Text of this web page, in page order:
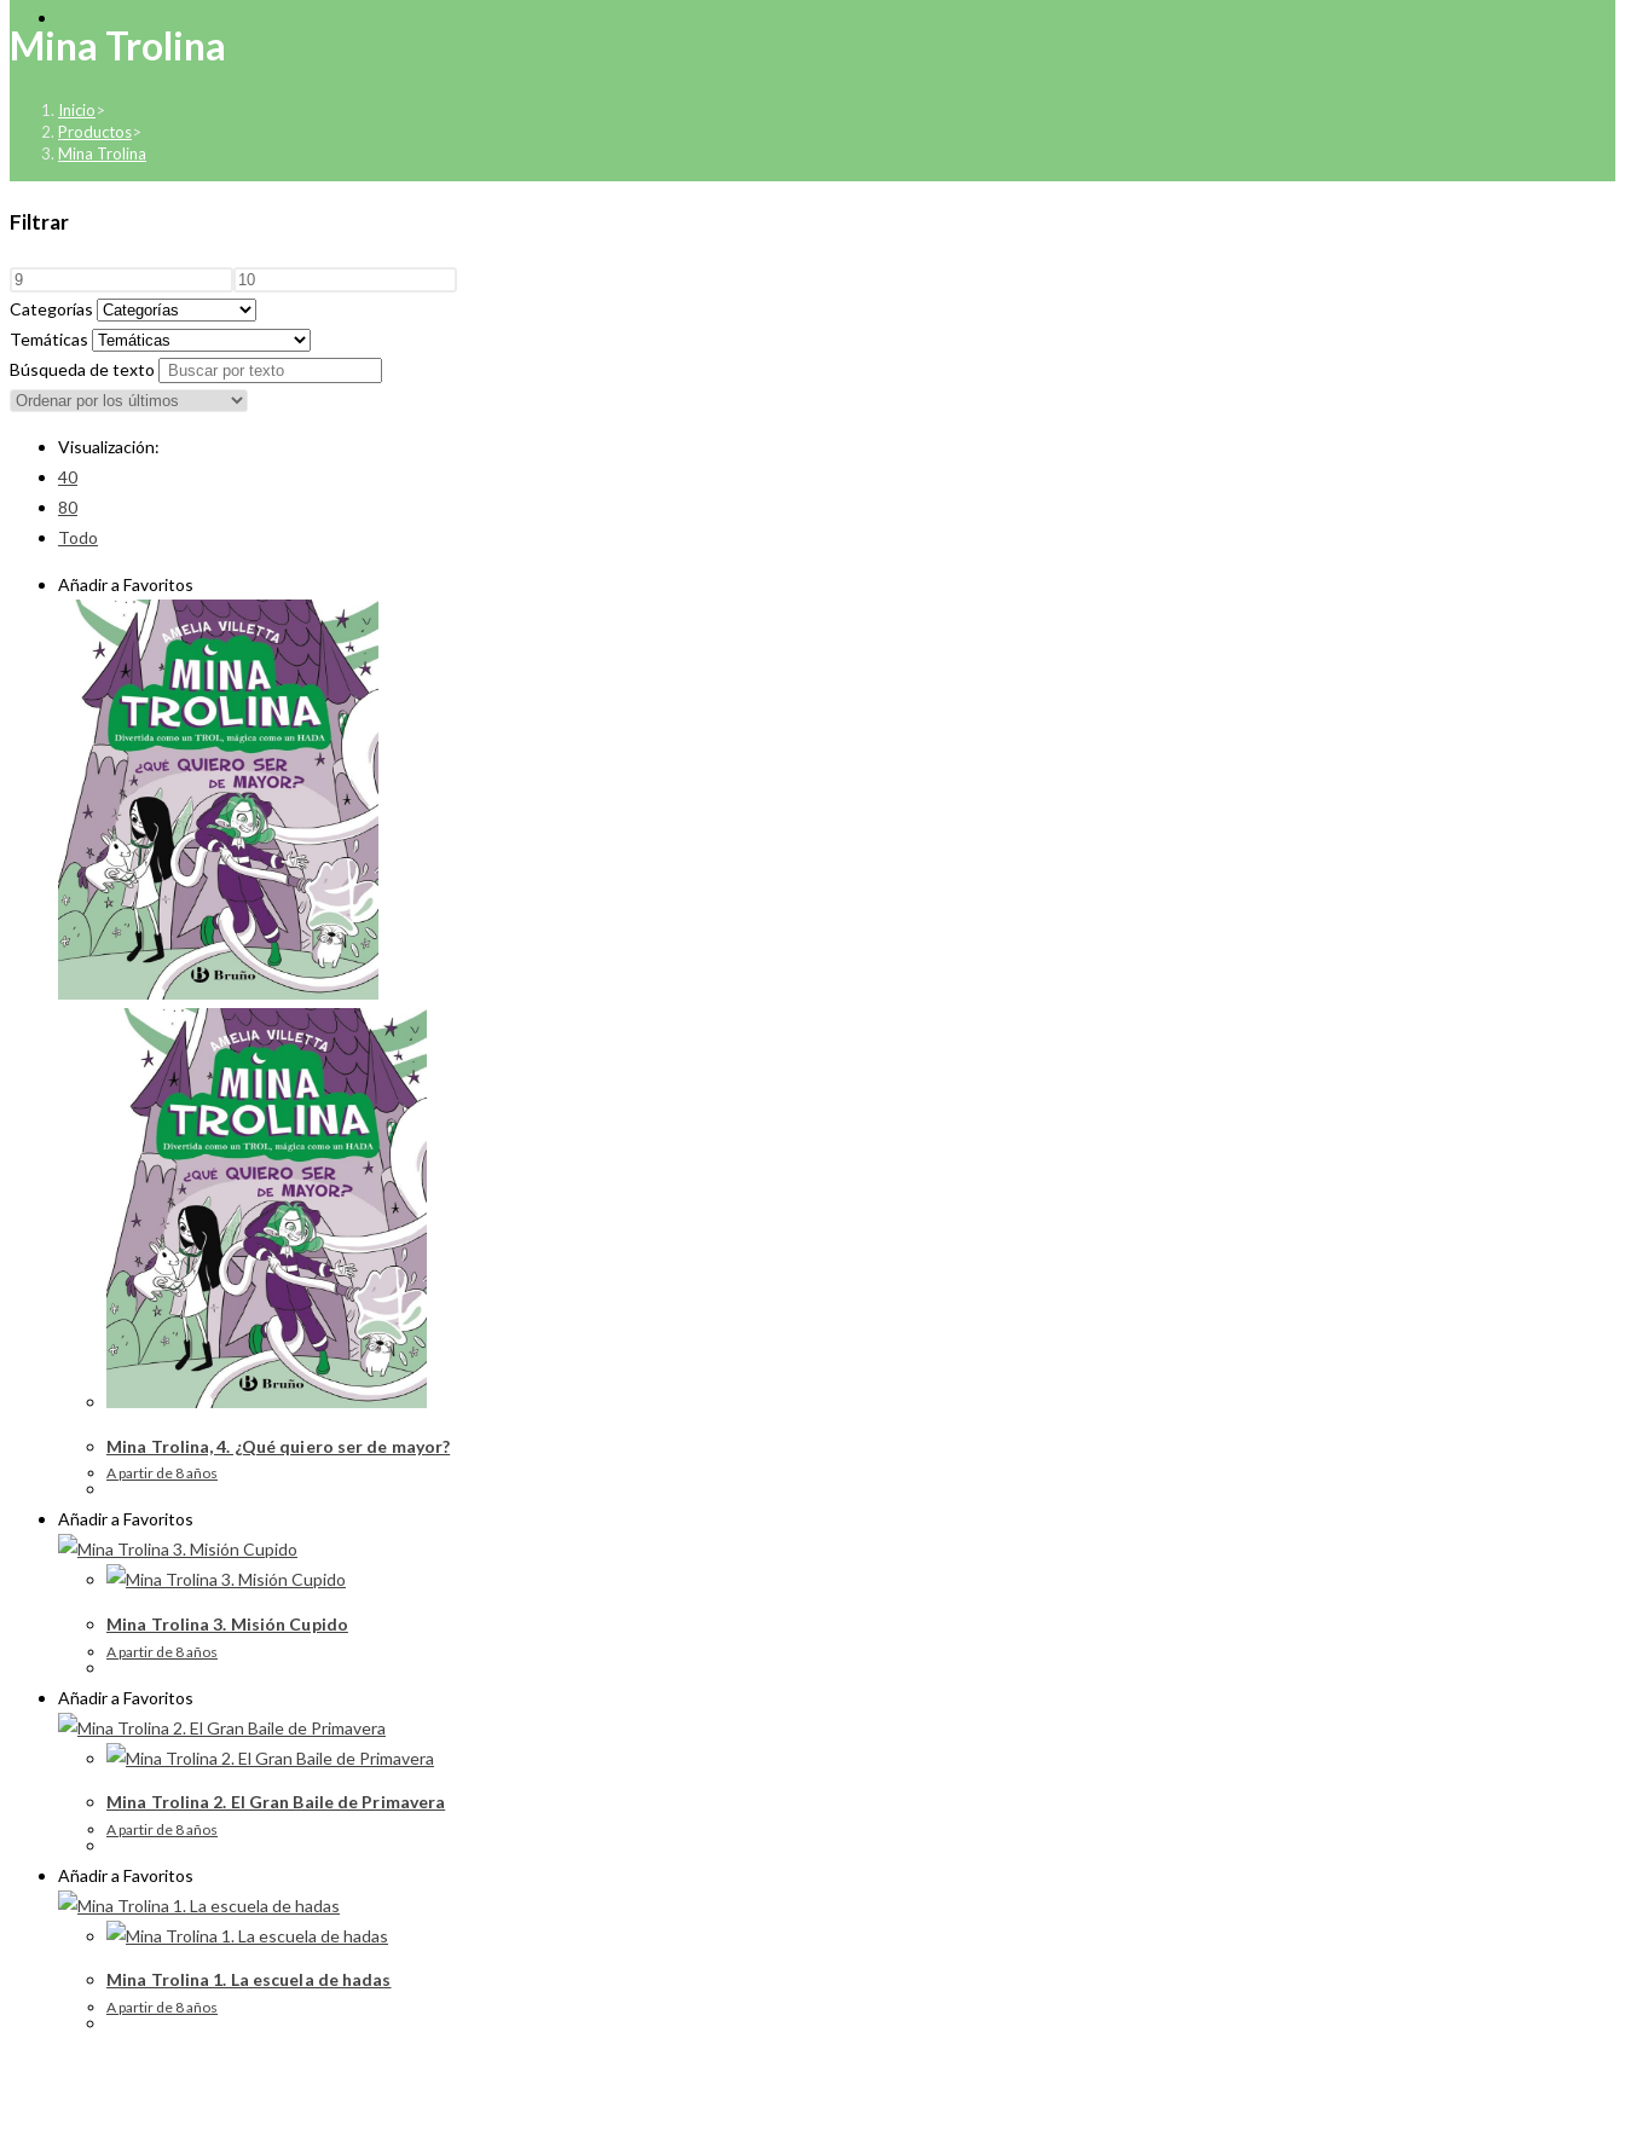
Mina Trolina
Inicio>
Productos>
Mina Trolina
Filtrar
Categorías
Temáticas
Búsqueda de texto
Visualización:
40
80
Todo
Añadir a Favoritos
Mina Trolina, 4. ¿Qué quiero ser de mayor?
A partir de 8 años
Añadir a Favoritos
Mina Trolina 3. Misión Cupido
A partir de 8 años
Añadir a Favoritos
Mina Trolina 2. El Gran Baile de Primavera
A partir de 8 años
Añadir a Favoritos
Mina Trolina 1. La escuela de hadas
A partir de 8 años